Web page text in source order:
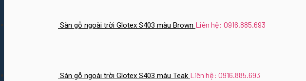
Sàn gỗ ngoài trời Glotex S403 màu Brown Liên hệ: 0916.885.693
Sàn gỗ ngoài trời Glotex S403 màu Teak Liên hệ: 0916.885.693